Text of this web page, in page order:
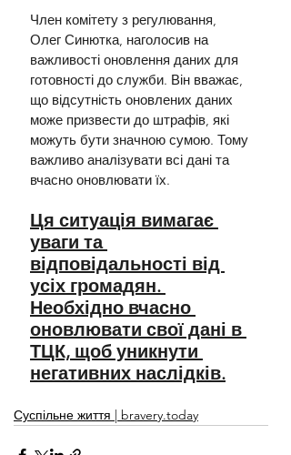
Член комітету з регулювання,
Олег Синютка, наголосив на
важливості оновлення даних для
готовності до служби. Він вважає,
що відсутність оновлених даних
може призвести до штрафів, які
можуть бути значною сумою. Тому
важливо аналізувати всі дані та
вчасно оновлювати їх.
Ця ситуація вимагає
уваги та
відповідальності від
усіх громадян.
Необхідно вчасно
оновлювати свої дані в
ТЦК, щоб уникнути
негативних наслідків.
Суспільне життя | bravery.today